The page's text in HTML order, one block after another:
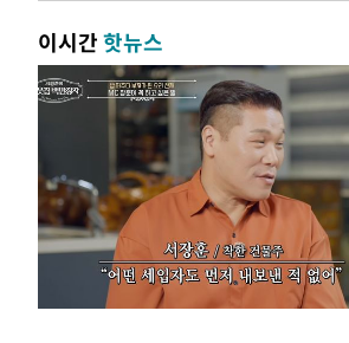
이시간핫뉴스